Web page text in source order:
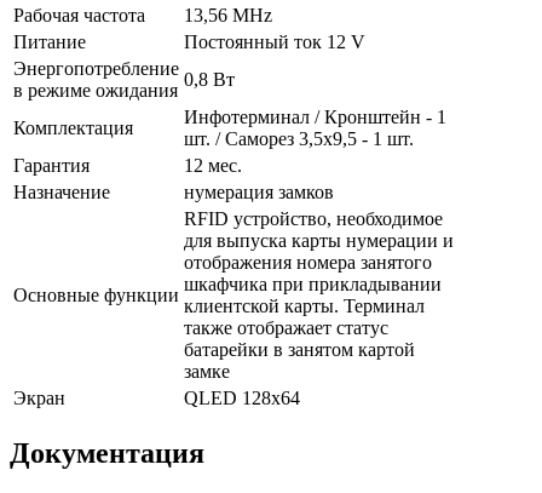
Рабочая частота
13,56 MHz
Питание
Постоянный ток 12 V
Энергопотребление
в режиме ожидания
0,8 Вт
Комплектация
Инфотерминал / Кронштейн - 1
шт. / Саморез 3,5х9,5 - 1 шт.
Гарантия
12 мес.
Назначение
нумерация замков
Основные функции
RFID устройство, необходимое
для выпуска карты нумерации и
отображения номера занятого
шкафчика при прикладывании
клиентской карты. Терминал
также отображает статус
батарейки в занятом картой
замке
Экран
QLED 128x64
Документация